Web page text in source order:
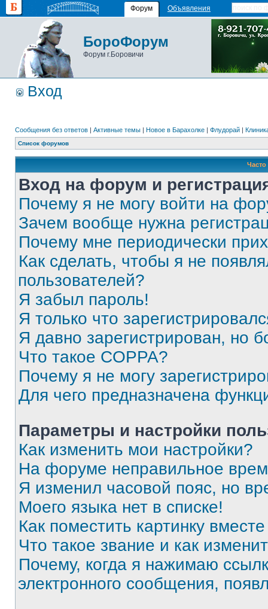
Форум Объявления
БороФорум
Форум г.Боровичи
Вход
Сообщения без ответов | Активные темы | Новое в Барахолке | Флудорай |
Список форумов
Вход на форум и
Почему я не могу войти на
Зачем вообще нужна
Почему мне периодически
Как сделать, чтобы я не
пользователей?
Я забыл пароль!
Я только что
Я давно зарегистрирован, но
Что такое COPPA?
Почему я не могу
Для чего предназначена
Параметры и настройки
Как изменить мои настройки?
На форуме неправильное
Я изменил часовой пояс, но
Моего языка нет в списке!
Как поместить картинку
Что такое звание и как
Почему, когда я нажимаю
электронного сообщения,